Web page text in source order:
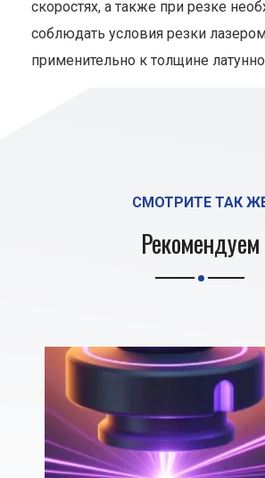
скоростях, а также при резке
соблюдать условия резки
применительно к толщине
СМОТРИТЕ ТАК
Рекомендуем